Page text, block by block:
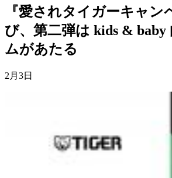
『愛されタイガーキャン
び、第二弾は kids &
ムがあたる
2月3日